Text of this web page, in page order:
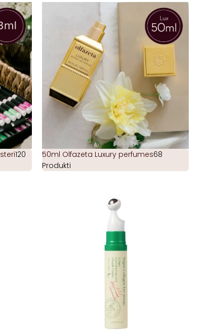
120
50ml Olfazeta Luxury perfumes68
Produkti